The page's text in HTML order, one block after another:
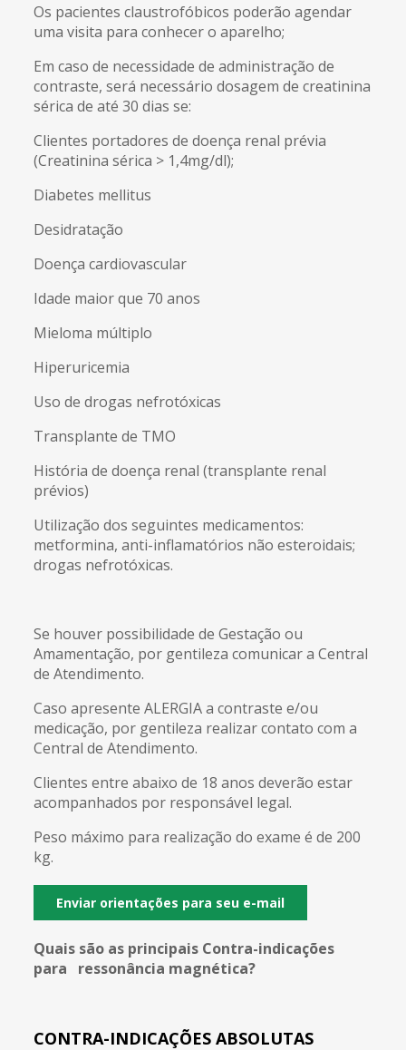
Os pacientes claustrofóbicos poderão agendar
uma visita para conhecer o aparelho;
Em caso de necessidade de administração de
contraste, será necessário dosagem de creatinina
sérica de até 30 dias se:
Clientes portadores de doença renal prévia
(Creatinina sérica > 1,4mg/dl);
Diabetes mellitus
Desidratação
Doença cardiovascular
Idade maior que 70 anos
Mieloma múltiplo
Hiperuricemia
Uso de drogas nefrotóxicas
Transplante de TMO
História de doença renal (transplante renal
prévios)
Utilização dos seguintes medicamentos:
metformina, anti-inflamatórios não esteroidais;
drogas nefrotóxicas.
Se houver possibilidade de Gestação ou
Amamentação, por gentileza comunicar a Central
de Atendimento.
Caso apresente ALERGIA a contraste e/ou
medicação, por gentileza realizar contato com a
Central de Atendimento.
Clientes entre abaixo de 18 anos deverão estar
acompanhados por responsável legal.
Peso máximo para realização do exame é de 200
kg.
Enviar orientações para seu e-mail
Quais são as principais Contra-indicações
para ressonância magnética?
CONTRA-INDICAÇÕES ABSOLUTAS